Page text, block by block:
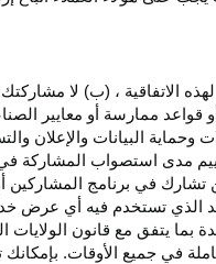
الاتفاقية ، (ب) لا
ممارسة أو معايير
وحماية البيانات والإعلان
مدى استصواب
المشاركة
تشارك في برنامج
الذي تستخدم فيه أي عرض
بما يتفق مع قانون
في جميع الأوقات.